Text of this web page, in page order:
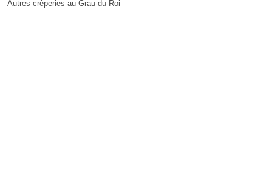
Autres crêperies au Grau-du-Roi